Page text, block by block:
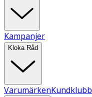
Kampanjer
Kloka Råd
VarumärkenKundklubb